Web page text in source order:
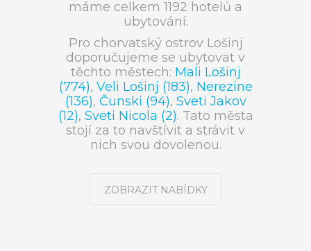
máme celkem 1192 hotelů a
ubytování.
Pro chorvatský ostrov Lošinj
doporučujeme se ubytovat v
těchto městech: Mali Lošinj
(774), Veli Lošinj (183), Nerezine
(136), Čunski (94), Sveti Jakov
(12), Sveti Nicola (2). Tato města
stojí za to navštívit a strávit v
nich svou dovolenou.
ZOBRAZIT NABÍDKY